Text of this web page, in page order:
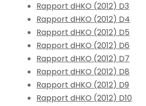
Rapport dHKO (2012) D3
Rapport dHKO (2012) D4
Rapport dHKO (2012) D5
Rapport dHKO (2012) D6
Rapport dHKO (2012) D7
Rapport dHKO (2012) D8
Rapport dHKO (2012) D9
Rapport dHKO (2012) D10